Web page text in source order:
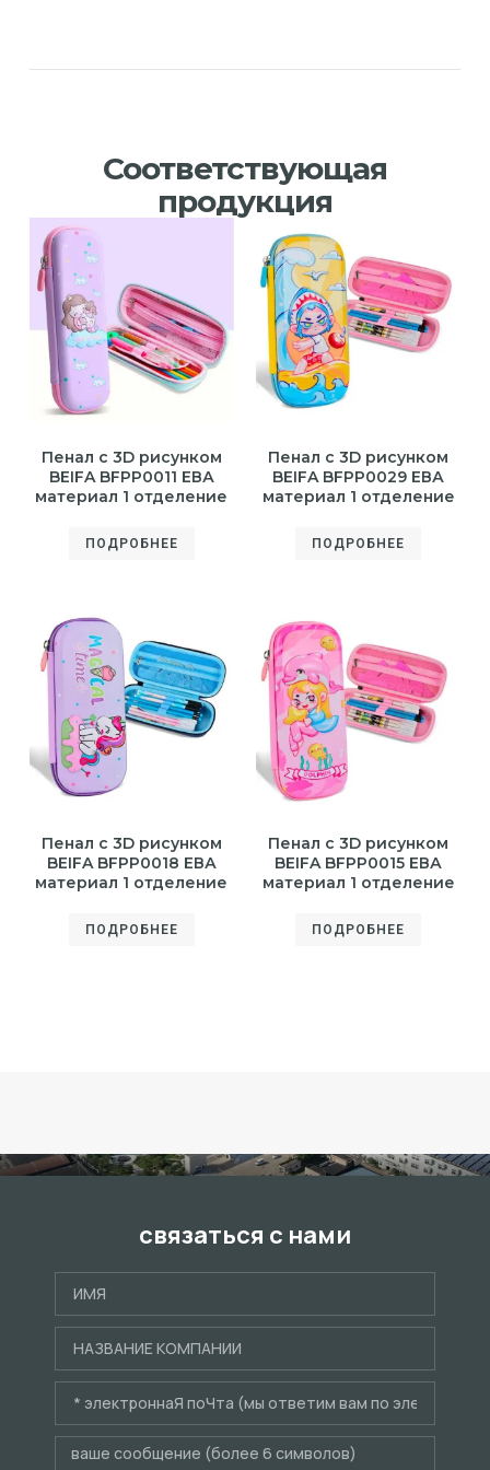
Соответствующая
продукция
Пенал с 3D рисунком
BEIFA BFPP0011 ЕВА
материал 1 отделение
ПОДРОБНЕЕ
Пенал с 3D рисунком
BEIFA BFPP0029 ЕВА
материал 1 отделение
ПОДРОБНЕЕ
Пенал с 3D рисунком
BEIFA BFPP0018 ЕВА
материал 1 отделение
ПОДРОБНЕЕ
Пенал с 3D рисунком
BEIFA BFPP0015 ЕВА
материал 1 отделение
ПОДРОБНЕЕ
связаться с нами